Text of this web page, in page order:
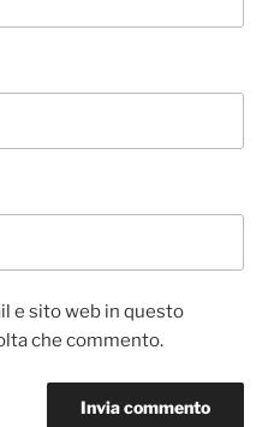
e sito web in questo
che commento.